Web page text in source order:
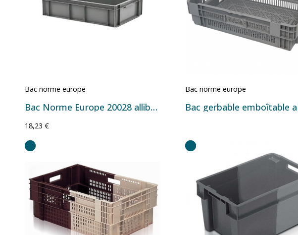
Bac norme europe
Bac Norme Europe 20028 allibert 28 litres
18,23 €
Bac norme europe